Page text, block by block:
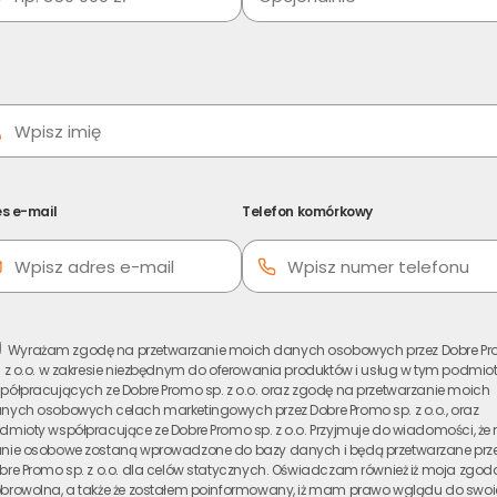
e-mail Telefon komórkowy
Wyrażam zgodę na przetwarzanie moich danych osobowych przez Dobre
z o.o. w zakresie niezbędnym do oferowania produktów i usług w tym
ze Dobre Promo sp. z o.o. oraz zgodę na przetwarzanie moich
osobowych celach marketingowych przez Dobre Promo sp. z o.o., oraz
współpracujące ze Dobre Promo sp. z o.o. Przyjmuje do wiadomości, że
osobowe zostaną wprowadzone do bazy danych i będą przetwarzane
Promo sp. z o.o. dla celów statycznych. Oświadczam również iż moja
a także że zostałem poinformowany, iż mam prawo wglądu do